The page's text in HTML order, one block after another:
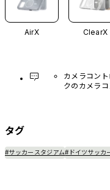
AirX ClearX
カメラコン
クのカメラ
タグ
#サッカースタジアム#ドイツサッカ